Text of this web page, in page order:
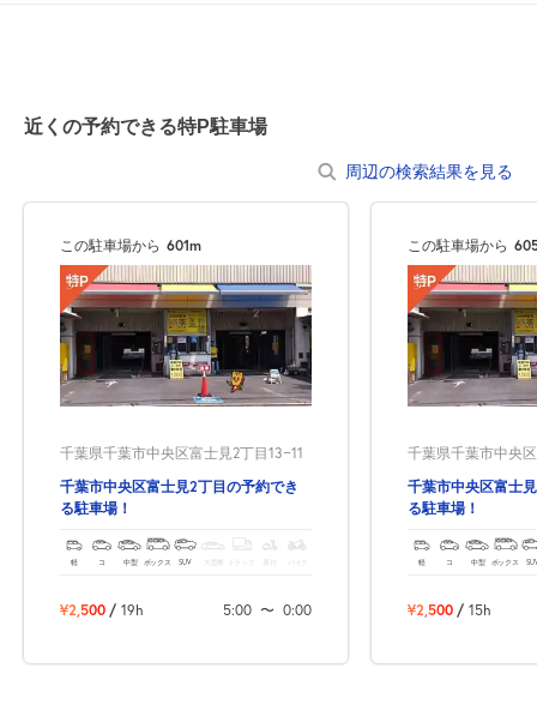
近くの予約できる特P駐車場
周辺の検索結果を見る
この駐車場から 601m
千葉県千葉市中央区富士見2丁目13−11
千葉市中央区富士見2丁目の予約でき
る駐車場！
軽 コ 中型 ボックス SUV 大型車 トラック バイク
¥2,500 / 19h 5:00 〜 0:00
この駐車場から
千葉県千葉市中央
千葉市中央区富士
る駐車場！
軽 コ 中型 ボックス
¥2,500 / 15h